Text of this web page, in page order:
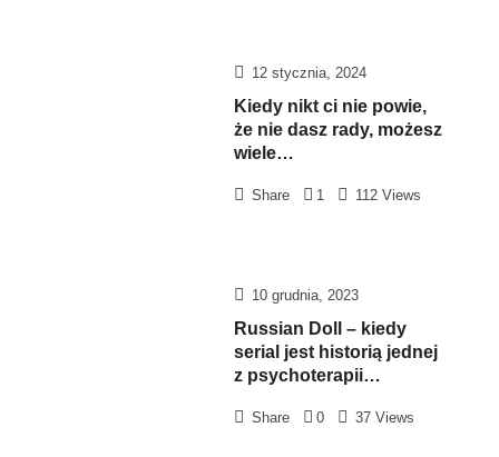
12 stycznia, 2024
Kiedy nikt ci nie powie,
że nie dasz rady, możesz
wiele…
Share 1 112 Views
10 grudnia, 2023
Russian Doll – kiedy
serial jest historią jednej
z psychoterapii…
Share 0 37 Views